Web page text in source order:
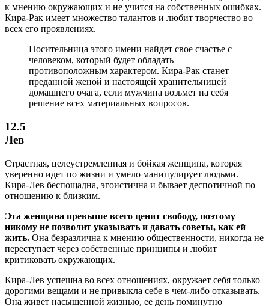
к мнению окружающих и не учится на собственных ошибках.
Кира-Рак имеет множество талантов и любит творчество во
всех его проявлениях.
Носительница этого имени найдет свое счастье с
человеком, который будет обладать
противоположным характером. Кира-Рак станет
преданной женой и настоящей хранительницей
домашнего очага, если мужчина возьмет на себя
решение всех материальных вопросов.
12.5
Лев
Страстная, целеустремленная и бойкая женщина, которая
уверенно идет по жизни и умело манипулирует людьми.
Кира-Лев беспощадна, эгоистична и бывает деспотичной по
отношению к близким.
Эта женщина превыше всего ценит свободу, поэтому
никому не позволит указывать и давать советы, как ей
жить. Она безразлична к мнению общественности, никогда не
переступает через собственные принципы и любит
критиковать окружающих.
Кира-Лев успешна во всех отношениях, окружает себя только
дорогими вещами и не привыкла себе в чем-либо отказывать.
Она живет насыщенной жизнью, ее день поминутно